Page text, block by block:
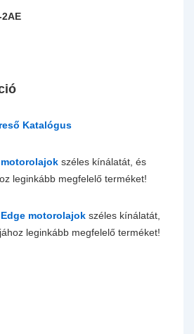
Katalógus
széles kínálatát, és
leginkább megfelelő terméket!
motorolajok széles kínálatát,
leginkább megfelelő terméket!